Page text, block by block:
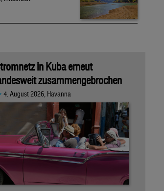
in Kuba erneut
zusammengebrochen
4. August 2026, Havanna